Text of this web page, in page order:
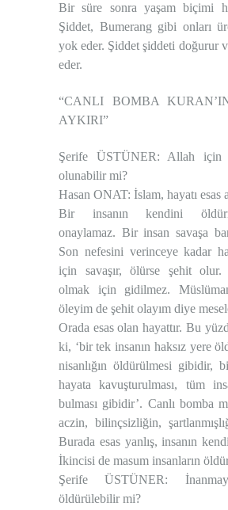
Bir süre sonra yaşam biçimi
Şiddet, Bumerang gibi onları
yok eder. Şiddet şiddeti doğurur
eder.
“CANLI BOMBA
AYKIRI”
Şerife ÜSTÜNER: Allah için
olunabilir mi?
Hasan ONAT: İslam, hayatı esas
Bir insanın kendini
onaylamaz. Bir insan savaşa
Son nefesini verinceye kadar
için savaşır, ölürse şehit olur.
olmak için gidilmez.
öleyim de şehit olayım diye
Orada esas olan hayattır. Bu
ki, ‘bir tek insanın haksız yere
nisanlığın öldürülmesi gibidir,
hayata kavuşturulması, tüm
bulması gibidir’. Canlı bomba
aczin, bilinçsizliğin,
Burada esas yanlış, insanın
İkincisi de masum insanların
Şerife ÜSTÜNER:
öldürülebilir mi?